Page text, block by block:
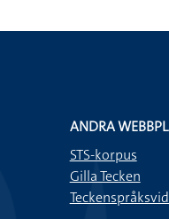
ANDRA
STS-korpus
Gilla Tecken